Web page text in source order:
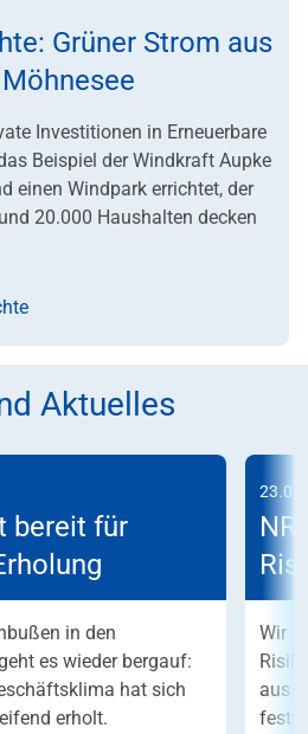
Grüner Strom aus
Investitionen in Erneuerbare
Beispiel der Windkraft Aupke
einen Windpark errichtet, der
20.000 Haushalten decken
Aktuelles
bereit für
in den
es wieder bergauf:
hat sich
erholt.
Wir
aus